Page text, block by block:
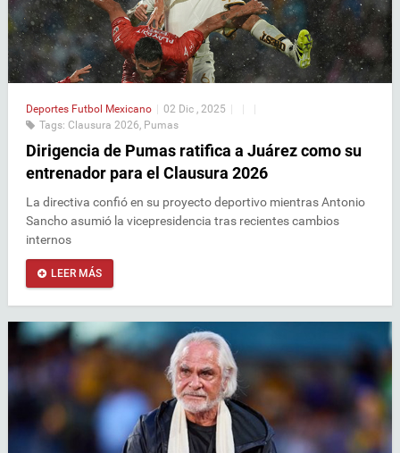
Deportes Futbol Mexicano | 02 Dic , 2025 | |
|
Tags: Clausura 2026 Pumas
Dirigencia de Pumas ratifica a Juárez como su
entrenador para el Clausura 2026
La directiva confió en su proyecto deportivo mientras Antonio
Sancho asumió la vicepresidencia tras recientes cambios
internos
LEER MÁS